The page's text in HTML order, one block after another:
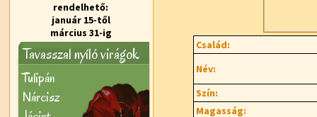
rendelhető:
január 15-től
március 31-ig
Tavasszal nyíló virágok
Tulipán
Nárcisz
Család:
Név:
Szín:
Magasság: